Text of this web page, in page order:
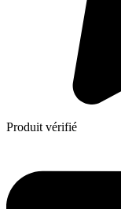
Produit vérifié